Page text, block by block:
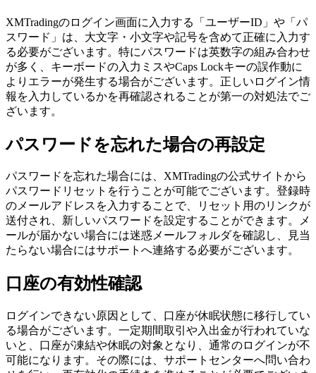
XMTradingのログイン画面に入力する「ユーザーID」や「パ
スワード」は、大文字・小文字や記号を含めて正確に入力す
る必要がございます。特にパスワードは英数字の組み合わせ
が多く、キーボードの入力ミスやCaps Lockキーの誤作動に
よりエラーが発生する場合がございます。正しいログイン情
報を入力しているかを再確認されることが第一の対処法でご
ざいます。
パスワードを忘れた場合の再設定
パスワードを忘れた場合には、XMTradingの公式サイトから
パスワードリセットを行うことが可能でございます。登録時
のメールアドレスを入力することで、リセット用のリンクが
送付され、新しいパスワードを設定することができます。メ
ールが届かない場合には迷惑メールフォルダを確認し、見当
たらない場合にはサポートへ連絡する必要がございます。
口座の有効性確認
ログインできない原因として、口座が休眠状態に移行してい
る場合がございます。一定期間取引や入出金が行われていな
いと、口座が凍結や休眠の対象となり、通常のログインが不
可能になります。その際には、サポートセンターへ問い合わ